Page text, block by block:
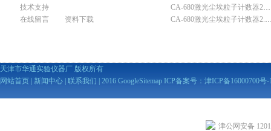
技术支持
在线留言
资料下载
CA-680激光尘埃粒子计数器28.3L
CA-680激光尘埃粒子
天津市华通实验仪器厂 版权所有
网站首页
新闻中心 联系我们 | 2016 GoogleSitemap ICP备案号： 津ICP备16000700号-
津公网安备